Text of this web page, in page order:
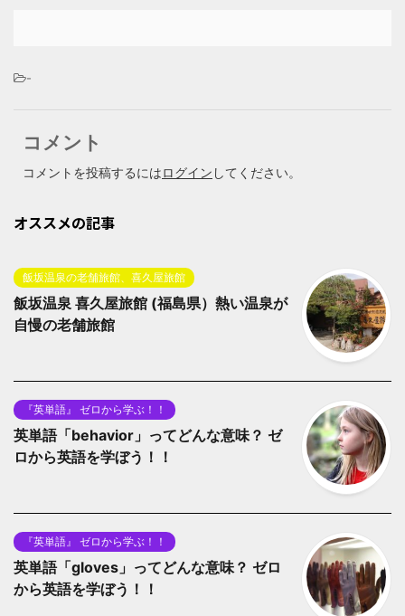
-
コメント
コメントを投稿するにはログイン してください。
オススメの記事
飯坂温泉の老舗旅館、喜久屋旅館
飯坂温泉 喜久屋旅館 (福島県）熱い温泉が
自慢の老舗旅館
『英単語』 ゼロから学ぶ！！
英単語「behavior」ってどんな意味？ ゼ
ロから英語を学ぼう！！
『英単語』 ゼロから学ぶ！！
英単語「gloves」ってどんな意味？ ゼロ
から英語を学ぼう！！